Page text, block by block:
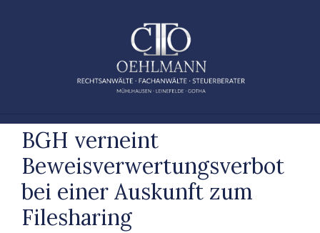
BGH verneint
Beweisverwertungsverbot
bei einer Auskunft zum
Filesharing